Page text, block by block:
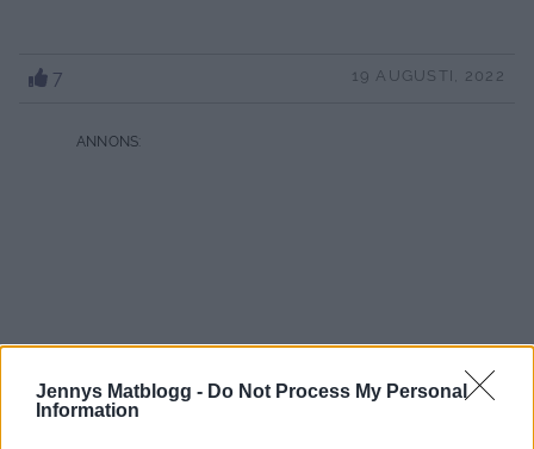
Jennys Matblogg - Do Not Process My Personal
Information
7 19 AUGUSTI, 2022